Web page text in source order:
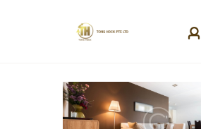
HOME
PRODUCTS